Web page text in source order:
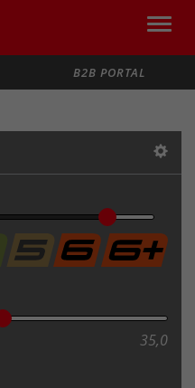
Toggle
B2B PORTAL
35,0